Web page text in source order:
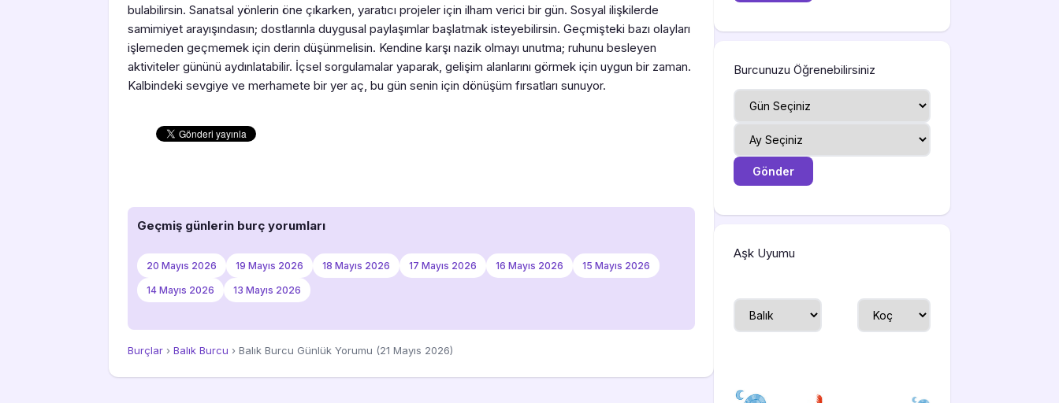
bulabilirsin. Sanatsal yönlerin öne çıkarken, yaratıcı projeler için ilham verici bir gün. Sosyal ilişkilerde
samimiyet arayışındasın; dostlarınla duygusal paylaşımlar başlatmak isteyebilirsin. Geçmişteki bazı olayları
işlemeden geçmemek için derin düşünmelisin. Kendine karşı nazik olmayı unutma; ruhunu besleyen
aktiviteler gününü aydınlatabilir. İçsel sorgulamalar yaparak, gelişim alanlarını görmek için uygun bir zaman.
Kalbindeki sevgiye ve merhamete bir yer aç, bu gün senin için dönüşüm fırsatları sunuyor.
Geçmiş günlerin burç yorumları
20 Mayıs 2026 19 Mayıs 2026 18 Mayıs 2026 17 Mayıs 2026 16 Mayıs 2026 15 Mayıs 2026
14 Mayıs 2026 13 Mayıs 2026
Burçlar › Balık Burcu › Balık Burcu Günlük Yorumu (21 Mayıs 2026)
Burcunuzu Öğrenebilirsiniz
Aşk Uyumu